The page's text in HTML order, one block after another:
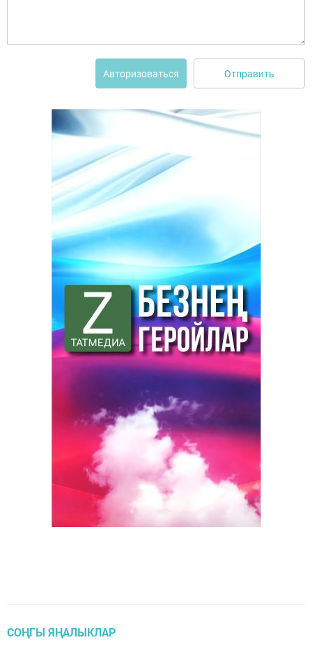
Авторизоваться Отправить
СОҢГЫ ЯҢАЛЫКЛАР